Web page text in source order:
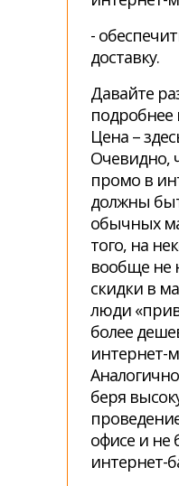
-
доставку.
Давайте
подробнее
Цена –
Очевидно,
промо в
должны
обычных
того, на
вообще не
скидки в
люди
более
интернет-
беря
офисе и не
интернет-